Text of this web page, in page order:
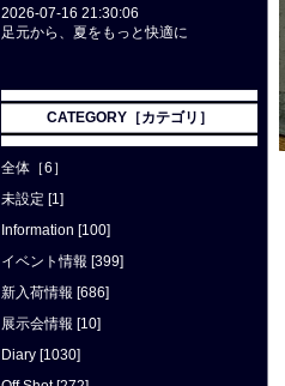
2026-07-16 21:30:06
足元から、夏をもっと快適に
CATEGORY［カテゴリ］
全体［6］
未設定 [1]
Information [100]
イベント情報 [399]
新入荷情報 [686]
展示会情報 [10]
Diary [1030]